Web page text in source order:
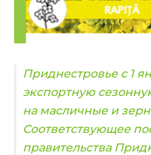
Приднестровье с 1
экспортную
на масличные и
Соответствующее
правительства